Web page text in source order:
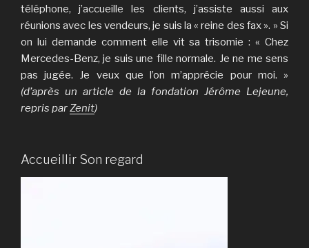
téléphone, j’accueille les clients, j’assiste aussi aux
réunions avec les vendeurs, je suis la « reine des fax ». » Si
on lui demande comment elle vit sa trisomie : « Chez
Mercedes-Benz, je suis une fille normale. Je ne me sens
pas jugée. Je veux que l’on m’apprécie pour moi. »
(d’après un article de la fondation Jérôme Lejeune,
repris parZenit)
Accueillir Son regard